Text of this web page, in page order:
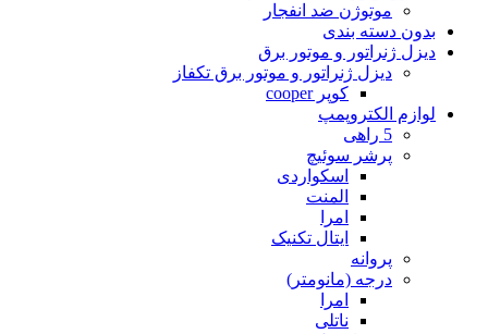
موتوژن ضد انفجار
بدون دسته بندی
دیزل ژنراتور و موتور برق
دیزل ژنراتور و موتور برق تکفاز
کوپر cooper
لوازم الکتروپمپ
5 راهی
پرشر سوئیچ
اسکواردی
المنت
امرا
ایتال تکنیک
پروانه
درجه (مانومتر)
امرا
ناتلی